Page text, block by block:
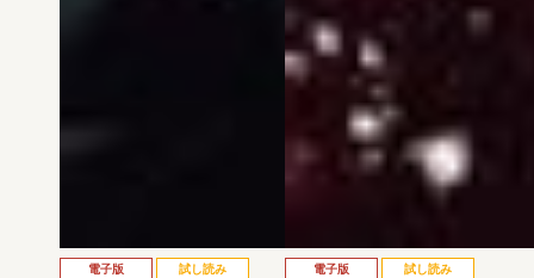
電子版 試し読み 電子版 試し読み